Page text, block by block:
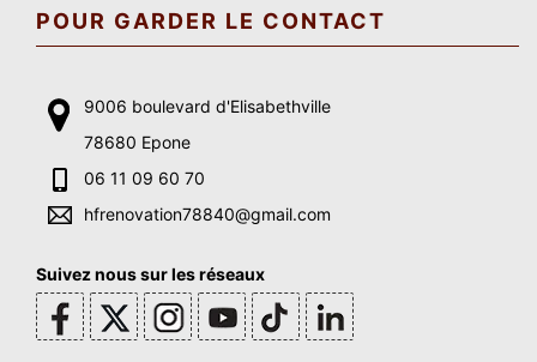
POUR GARDER LE CONTACT
9006 boulevard d'Elisabethville
78680 Epone
06 11 09 60 70
hfrenovation78840@gmail.com
Suivez nous sur les réseaux